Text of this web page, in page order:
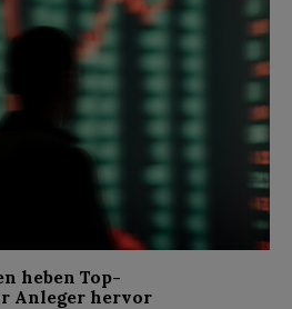
heben Top-
Anleger hervor